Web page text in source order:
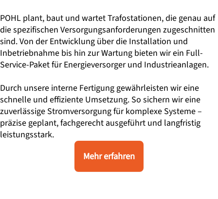
POHL plant, baut und wartet Trafostationen, die genau auf
die spezifischen Versorgungsanforderungen zugeschnitten
sind. Von der Entwicklung über die Installation und
Inbetriebnahme bis hin zur Wartung bieten wir ein Full-
Service-Paket für Energieversorger und Industrieanlagen.
Durch unsere interne Fertigung gewährleisten wir eine
schnelle und effiziente Umsetzung. So sichern wir eine
zuverlässige Stromversorgung für komplexe Systeme –
präzise geplant, fachgerecht ausgeführt und langfristig
leistungsstark.
Mehr erfahren